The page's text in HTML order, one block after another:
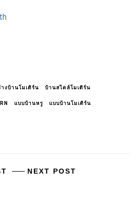
งบ้านโมเดิร์น บ้านสไตล์โมเดิร์น
แบบบ้านหรู แบบบ้านโมเดิร์น
NEXT POST